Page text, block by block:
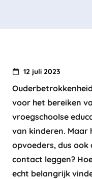
12 juli 2023
voor het bereiken
vroegschoolse
van kinderen. Maar
opvoeders, dus ook
contact leggen?
echt belangrijk